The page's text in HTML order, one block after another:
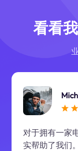
看看
对于拥有一家
实帮助了我们